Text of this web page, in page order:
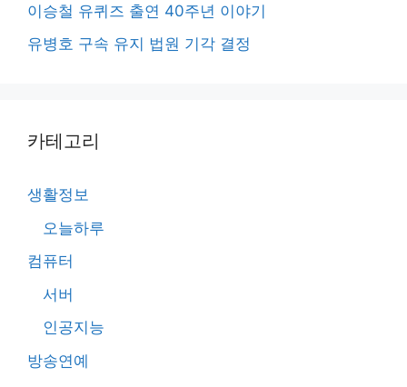
이승철 유퀴즈 출연 40주년 이야기
유병호 구속 유지 법원 기각 결정
카테고리
생활정보
오늘하루
컴퓨터
서버
인공지능
방송연예